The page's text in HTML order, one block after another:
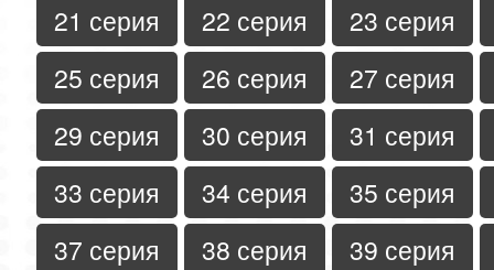
21 серия
22 серия
23 серия
25 серия
26 серия
27 серия
29 серия
30 серия
31 серия
33 серия
34 серия
35 серия
37 серия
38 серия
39 серия